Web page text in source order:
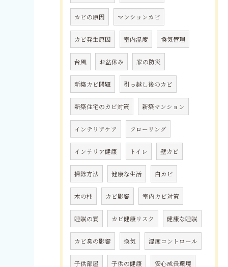
カビの原因 マンションカビ
カビ発生原因 室内湿度 換気管理
台風 お盆休み 家の防災
新築カビ問題 引っ越し後のカビ
新築住宅のカビ対策 新築マンション
インテリアケア フローリング
インテリア健康 トイレ 壁カビ
掃除方法 健康な生活 白カビ
木の柱 カビ影響 室内カビ対策
睡眠の質 カビ健康リスク 健康な睡眠
カビ臭の影響 換気 湿度コントロール
子供部屋 子供の健康 安心成長環境